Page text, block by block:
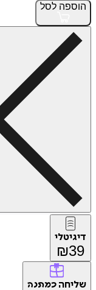
הוספה לסל
דיגיטלי
₪39
שליחה כמתנה